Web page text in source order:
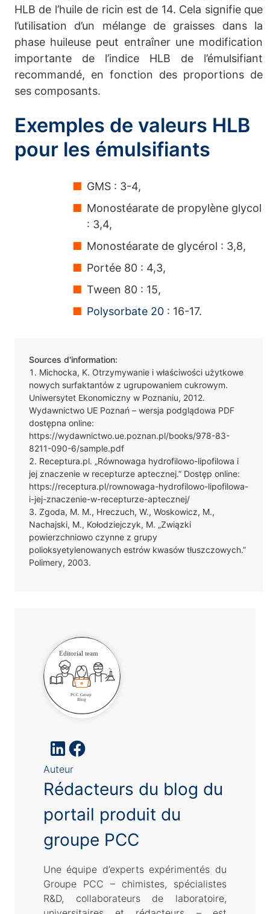
HLB de l’huile de ricin est de 14. Cela signifie que
l’utilisation d’un mélange de graisses dans la
phase huileuse peut entraîner une modification
importante de l’indice HLB de l’émulsifiant
recommandé, en fonction des proportions de
ses composants.
Exemples de valeurs HLB
pour les émulsifiants
GMS : 3-4,
Monostéarate de propylène glycol
: 3,4,
Monostéarate de glycérol : 3,8,
Portée 80 : 4,3,
Tween 80 : 15,
Polysorbate 20 : 16-17.
Sources d'information:
Michocka, K. Otrzymywanie i właściwości użytkowe
nowych surfaktantów z ugrupowaniem cukrowym.
Uniwersytet Ekonomiczny w Poznaniu, 2012.
Wydawnictwo UE Poznań – wersja podglądowa PDF
dostępna online:
https://wydawnictwo.ue.poznan.pl/books/978-83-
8211-090-6/sample.pdf
Receptura.pl. „Równowaga hydrofilowo-lipofilowa i
jej znaczenie w recepturze aptecznej.” Dostęp online:
https://receptura.pl/rownowaga-hydrofilowo-lipofilowa-
i-jej-znaczenie-w-recepturze-aptecznej/
Zgoda, M. M., Hreczuch, W., Woskowicz, M.,
Nachajski, M., Kołodziejczyk, M. „Związki
powierzchniowo czynne z grupy
polioksyetylenowanych estrów kwasów tłuszczowych.”
Polimery, 2003.
Auteur
Rédacteurs du blog du
portail produit du
groupe PCC
Une équipe d’experts expérimentés du
Groupe PCC – chimistes, spécialistes
R&D, collaborateurs de laboratoire,